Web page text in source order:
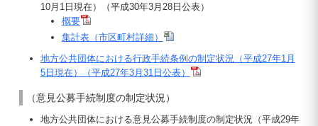
10月1日現在）（平成30年3月28日公表）
概要
集計表（市区町村詳細）
地方公共団体における行政手続条例の制定状況（平成27年1月
5日現在）（平成27年3月31日公表）
（意見公募手続制度の制定状況）
地方公共団体における意見公募手続制度の制定状況（平成29年